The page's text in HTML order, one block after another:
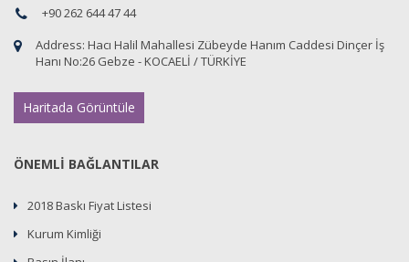
+90 262 644 47 44
Address: Hacı Halil Mahallesi Zübeyde Hanım Caddesi Dinçer İş
Hanı No:26 Gebze - KOCAELİ / TÜRKİYE
Haritada Görüntüle
ÖNEMLİ BAĞLANTILAR
2018 Baskı Fiyat Listesi
Kurum Kimliği